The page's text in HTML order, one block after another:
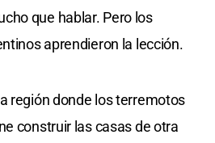
que hablar. Pero los
aprendieron la lección.
región donde los terremotos
construir las casas de otra